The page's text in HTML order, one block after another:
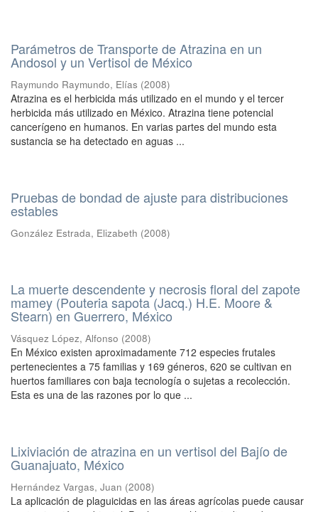
Parámetros de Transporte de Atrazina en un
Andosol y un Vertisol de México
Raymundo Raymundo, Elías (2008)
Atrazina es el herbicida más utilizado en el mundo y el tercer
herbicida más utilizado en México. Atrazina tiene potencial
cancerígeno en humanos. En varias partes del mundo esta
sustancia se ha detectado en aguas ...
Pruebas de bondad de ajuste para distribuciones
estables
González Estrada, Elizabeth (2008)
La muerte descendente y necrosis floral del zapote
mamey (Pouteria sapota (Jacq.) H.E. Moore &
Stearn) en Guerrero, México
Vásquez López, Alfonso (2008)
En México existen aproximadamente 712 especies frutales
pertenecientes a 75 familias y 169 géneros, 620 se cultivan en
huertos familiares con baja tecnología o sujetas a recolección.
Esta es una de las razones por lo que ...
Lixiviación de atrazina en un vertisol del Bajío de
Guanajuato, México
Hernández Vargas, Juan (2008)
La aplicación de plaguicidas en las áreas agrícolas puede causar